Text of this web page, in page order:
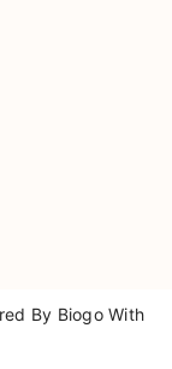
By Biogo With